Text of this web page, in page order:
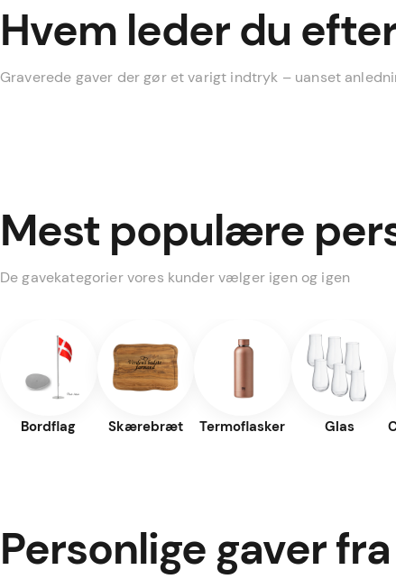
Hvem leder du
Graverede gaver der gør et varigt indtryk – uanset
Til hende Til ham
Mest populære
De gavekategorier vores kunder vælger igen og igen
Bordflag Skærebræt Termoflasker Glas
Personlige gaver